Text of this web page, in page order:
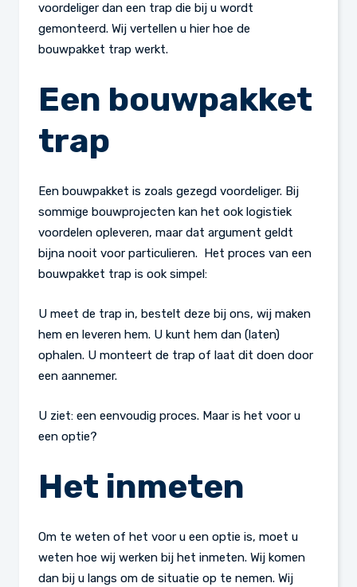
voordeliger dan een trap die bij u wordt
gemonteerd. Wij vertellen u hier hoe de
bouwpakket trap werkt.
Een bouwpakket
trap
Een bouwpakket is zoals gezegd voordeliger. Bij
sommige bouwprojecten kan het ook logistiek
voordelen opleveren, maar dat argument geldt
bijna nooit voor particulieren. Het proces van een
bouwpakket trap is ook simpel:
U meet de trap in, bestelt deze bij ons, wij maken
hem en leveren hem. U kunt hem dan (laten)
ophalen. U monteert de trap of laat dit doen door
een aannemer.
U ziet: een eenvoudig proces. Maar is het voor u
een optie?
Het inmeten
Om te weten of het voor u een optie is, moet u
weten hoe wij werken bij het inmeten. Wij komen
dan bij u langs om de situatie op te nemen. Wij